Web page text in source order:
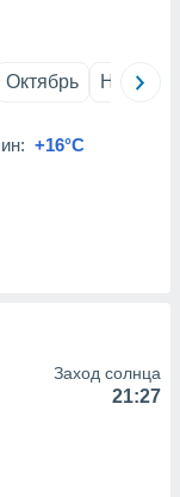
Октябрь Ноябрь
+16°C
Заход солнца
21:27